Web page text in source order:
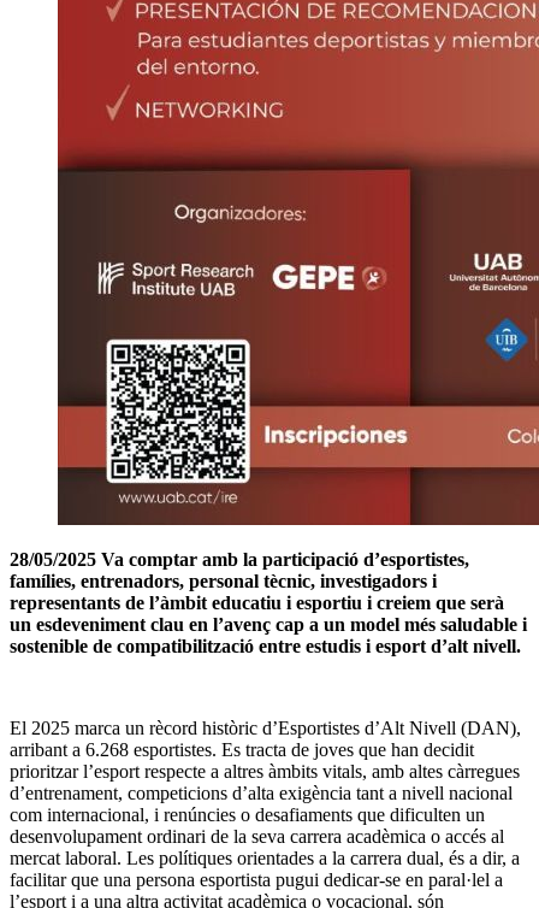
28/05/2025 Va comptar amb la participació d’esportistes,
famílies, entrenadors, personal tècnic, investigadors i
representants de l’àmbit educatiu i esportiu i creiem que serà
un esdeveniment clau en l’avenç cap a un model més saludable i
sostenible de compatibilització entre estudis i esport d’alt nivell.
El 2025 marca un rècord històric d’Esportistes d’Alt Nivell (DAN),
arribant a 6.268 esportistes. Es tracta de joves que han decidit
prioritzar l’esport respecte a altres àmbits vitals, amb altes càrregues
d’entrenament, competicions d’alta exigència tant a nivell nacional
com internacional, i renúncies o desafiaments que dificulten un
desenvolupament ordinari de la seva carrera acadèmica o accés al
mercat laboral. Les polítiques orientades a la carrera dual, és a dir, a
facilitar que una persona esportista pugui dedicar-se en paral·lel a
l’esport i a una altra activitat acadèmica o vocacional, són